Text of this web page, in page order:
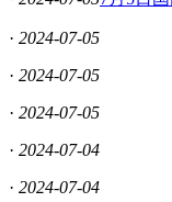
· 2024-07-05
· 2024-07-05
· 2024-07-05
· 2024-07-04
· 2024-07-04